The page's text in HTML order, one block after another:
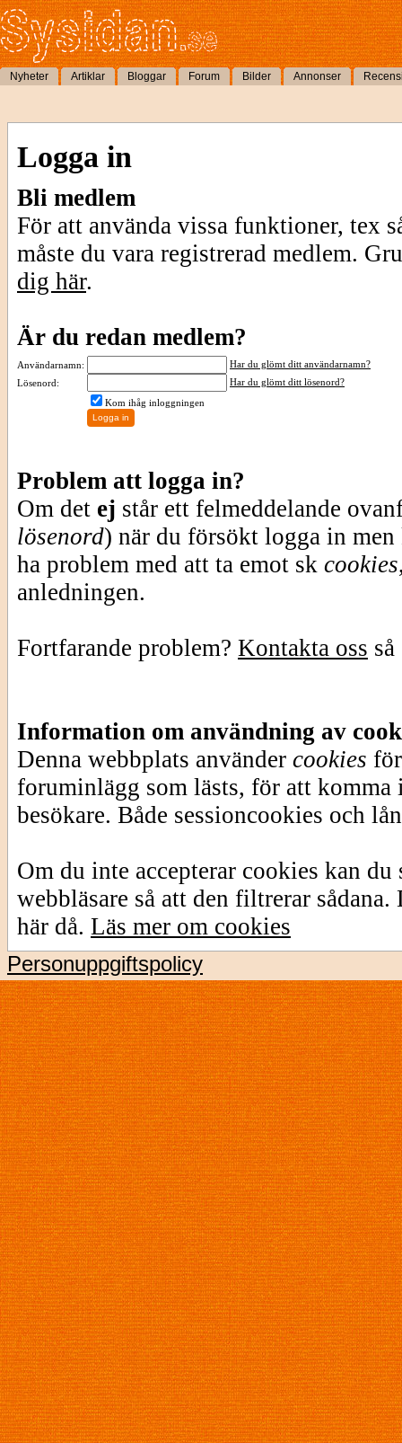
Nyheter Artiklar Bloggar Forum Bilder Annonser
Logga in
Bli medlem
För att använda vissa funktioner, tex
måste du vara registrerad medlem.
dig här.
Är du redan medlem?
Användarnamn:
Har du glömt ditt användarnamn?
Lösenord:
Har du glömt ditt lösenord?
Kom ihåg inloggningen
Problem att logga in?
Om det ej står ett felmeddelande
lösenord) när du försökt logga in
ha problem med att ta emot sk cookies
anledningen.
Fortfarande problem? Kontakta oss
Information om användning av
Denna webbplats använder cookies
foruminlägg som lästs, för att
besökare. Både sessioncookies och
Om du inte accepterar cookies kan
webbläsare så att den filtrerar
här då. Läs mer om cookies
Personuppgiftspolicy